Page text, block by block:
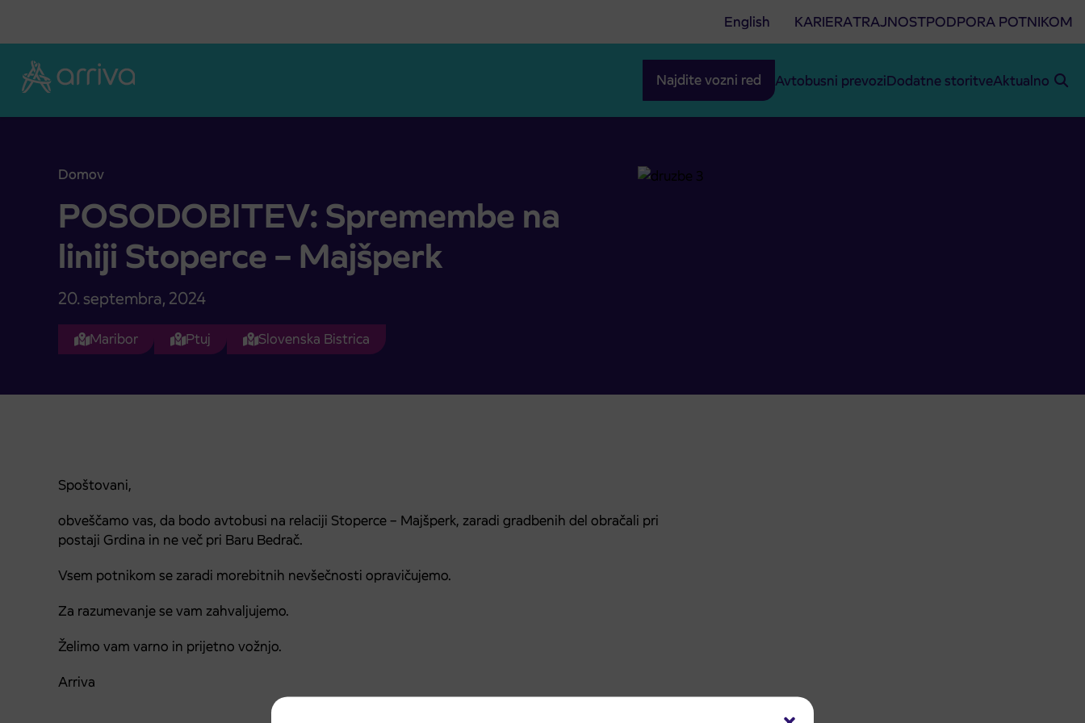
English KARIERATRAJNOSTPODPORA POTNIKOM
Najdite vozni red Avtobusni prevoziDodatne storitveAktualno
Domov
POSODOBITEV: Spremembe na liniji Stoperce – Majšperk
POSODOBITEV: Spremembe na
liniji Stoperce – Majšperk
20. septembra, 2024
Maribor Ptuj Slovenska Bistrica
Spoštovani,
obveščamo vas, da bodo avtobusi na relaciji Stoperce – Majšperk, zaradi gradbenih del obračali pri
postaji Grdina in ne več pri Baru Bedrač.
Vsem potnikom se zaradi morebitnih nevšečnosti opravičujemo.
Za razumevanje se vam zahvaljujemo.
Želimo vam varno in prijetno vožnjo.
Arriva